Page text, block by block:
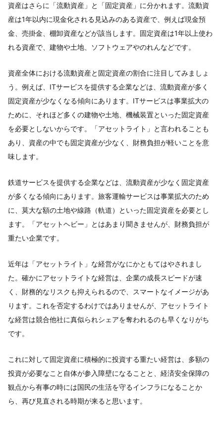
資産はさらに「流動資産」と「固定資産」に分かれます。流動資
産は1年以内に現金化される見込みのある資産で、例えば現金預
金、売掛金、棚卸資産などが該当します。固定資産は1年以上使わ
れる資産で、建物や土地、ソフトウェアやのれんなどです。
資産全体における流動資産と固定資産の割合に注目してみましょ
う。例えば、ITサービスを提供する企業などは、流動資産が多く
固定資産が少なくなる傾向にあります。ITサービスは事業拡大の
ために、それほど多くの建物や土地、機械装置といった固定資産
を必要としないからです。「アセットライト」と言われることも
あり、資産の中でも固定資産が少なく、財務負担が軽いことを意
味します。
鉄道サービスを提供する企業などは、流動資産が少なく固定資産
が多くなる傾向にあります。旅客運輸サービスは事業拡大のため
に、莫大な額の土地や線路（軌道）といった固定資産を必要とし
ます。「アセットヘビー」とはあまり聞きませんが、財務負担が
重たい企業です。
近年は「アセットライト」な経営がなにかともてはやされまし
た。確かにアセットライトな経営は、企業の成長スピードが速
く、財務的なリスクも抑えられるので、スマートなイメージがあ
ります。これを否定するわけではありませんが、アセットライト
な経営は競合他社に真似られシェアを奪われるのも早くなりがち
です。
これに対して固定資産に積極的に投資する重たい経営は、多額の
投資が必要なこと自体が参入障壁になることと、経済安全保障の
観点から有事の時には国民の生活を守るインフラになることか
ら、再び見直される時期が来ると思います。